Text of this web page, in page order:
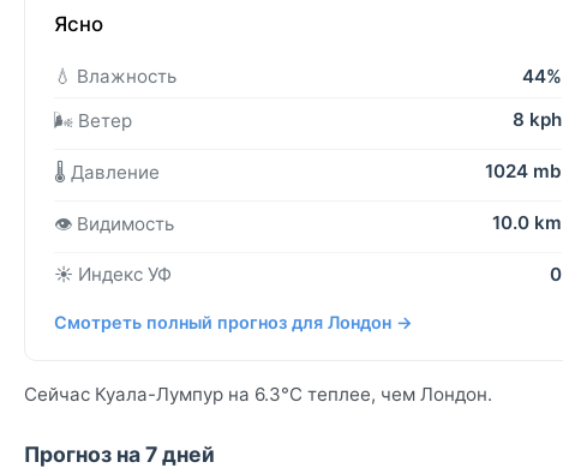
Ясно
💧 Влажность
44%
🌬️ Ветер
8 kph
🌡️ Давление 1024 mb
👁️ Видимость 10.0 km
☀️ Индекс УФ 0
Смотреть полный прогноз для Лондон →
Сейчас Куала-Лумпур на 6.3°C теплее, чем Лондон.
Прогноз на 7 дней